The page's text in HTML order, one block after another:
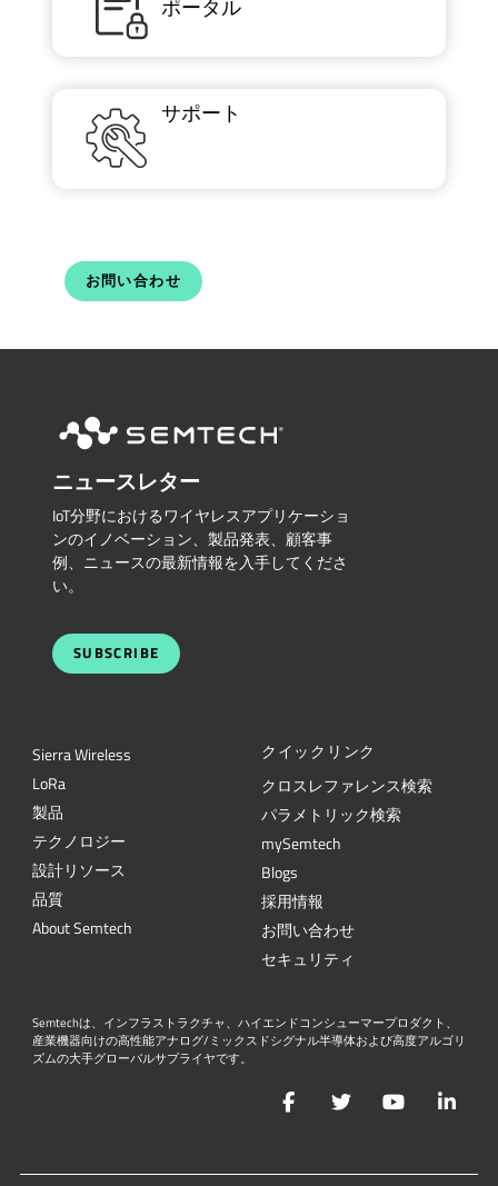
ポータル
サポート
お問い合わせ
ニュースレター
IoT分野におけるワイヤレスアプリケーショ
ンのイノベーション、製品発表、顧客事
例、ニュースの最新情報を入手してくださ
い。
SUBSCRIBE
Sierra Wireless
LoRa
製品
テクノロジー
設計リソース
品質
About Semtech
クイックリンク
クロスレファレンス検索
パラメトリック検索
mySemtech
Blogs
採用情報
お問い合わせ
セキュリティ
Semtechは、インフラストラクチャ、ハイエンドコンシューマープロダクト、
産業機器向けの高性能アナログ/ミックスドシグナル半導体および高度アルゴリ
ズムの大手グローバルサプライヤです。
FacebookTwitterYouTube